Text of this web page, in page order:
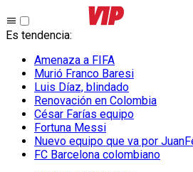
Es tendencia:
Amenaza a FIFA
Murió Franco Baresi
Luis Díaz, blindado
Renovación en Colombia
César Farías equipo
Fortuna Messi
Nuevo equipo que va por
FC Barcelona colombiano